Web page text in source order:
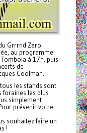
Grrrnd Zero
au programme
à 17h, puis
de
Coolman.
les stands sont
foraines les plus
simplement
prévenir votre
souhaitez faire un
!